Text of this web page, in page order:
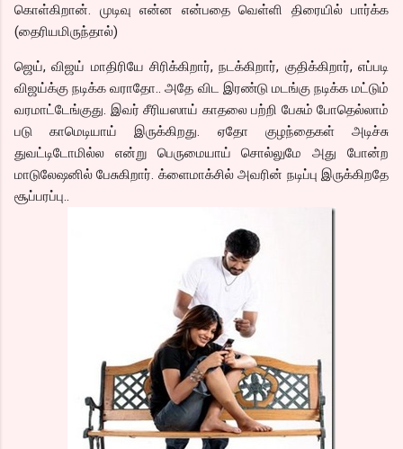
கொள்கிறான். முடிவு என்ன என்பதை வெள்ளி திரையில் பார்க்க
(தைரியமிருந்தால்)
ஜெய், விஜய் மாதிரியே சிரிக்கிறார், நடக்கிறார், குதிக்கிறார், எப்படி
விஜய்க்கு நடிக்க வராதோ.. அதே விட இரண்டு மடங்கு நடிக்க மட்டும்
வரமாட்டேங்குது. இவர் சீரியஸாய் காதலை பற்றி பேசும் போதெல்லாம்
படு காமெடியாய் இருக்கிறது. ஏதோ குழந்தைகள் அடிச்சு
துவட்டிடோமில்ல என்று பெருமையாய் சொல்லுமே அது போன்ற
மாடுலேஷனில் பேசுகிறார். க்ளைமாக்சில் அவரின் நடிப்பு இருக்கிறதே
சூப்பரப்பு..